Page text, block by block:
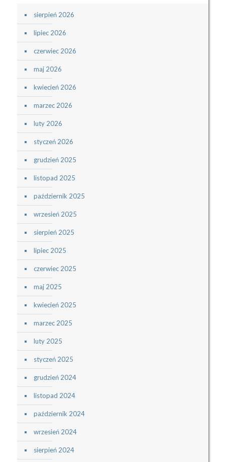
sierpień 2026
lipiec 2026
czerwiec 2026
maj 2026
kwiecień 2026
marzec 2026
luty 2026
styczeń 2026
grudzień 2025
listopad 2025
październik 2025
wrzesień 2025
sierpień 2025
lipiec 2025
czerwiec 2025
maj 2025
kwiecień 2025
marzec 2025
luty 2025
styczeń 2025
grudzień 2024
listopad 2024
październik 2024
wrzesień 2024
sierpień 2024